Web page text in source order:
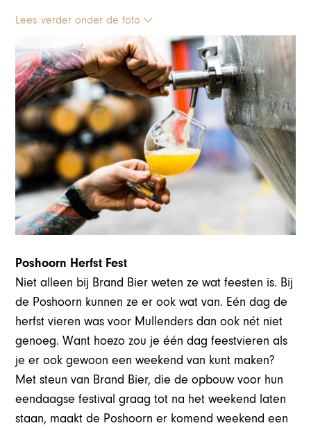
Lees verder onder de foto
Poshoorn Herfst Fest
Niet alleen bij Brand Bier weten ze wat feesten is. Bij
de Poshoorn kunnen ze er ook wat van. Eén dag de
herfst vieren was voor Mullenders dan ook nét niet
genoeg. Want hoezo zou je één dag feestvieren als
je er ook gewoon een weekend van kunt maken?
Met steun van Brand Bier, die de opbouw voor hun
eendaagse festival graag tot na het weekend laten
staan, maakt de Poshoorn er komend weekend een